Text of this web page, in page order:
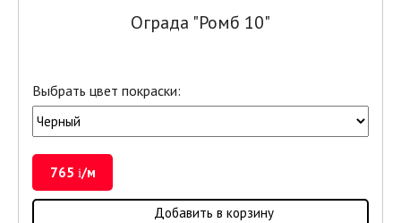
Ограда "Ромб 10"
Выбрать цвет покраски:
765 i/м
Добавить в корзину